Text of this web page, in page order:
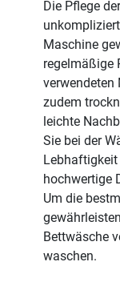
Die Pflege
Maschine
regelmäßige
verwendeten
zudem
leichte
Sie bei der
hochwertige
Um die
Bettwäsche
waschen.